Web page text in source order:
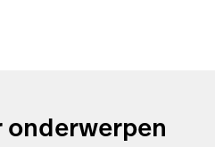
onderwerpen